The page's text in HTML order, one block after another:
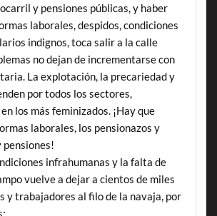
y pensiones públicas, y haber
laborales, despidos, condiciones
indignos, toca salir a la calle
no dejan de incrementarse con
La explotación, la precariedad y
por todos los sectores,
los más feminizados. ¡Hay que
laborales, los pensionazos y
pensiones!
infrahumanas y la falta de
vuelve a dejar a cientos de miles
y trabajadores al filo de la navaja, por